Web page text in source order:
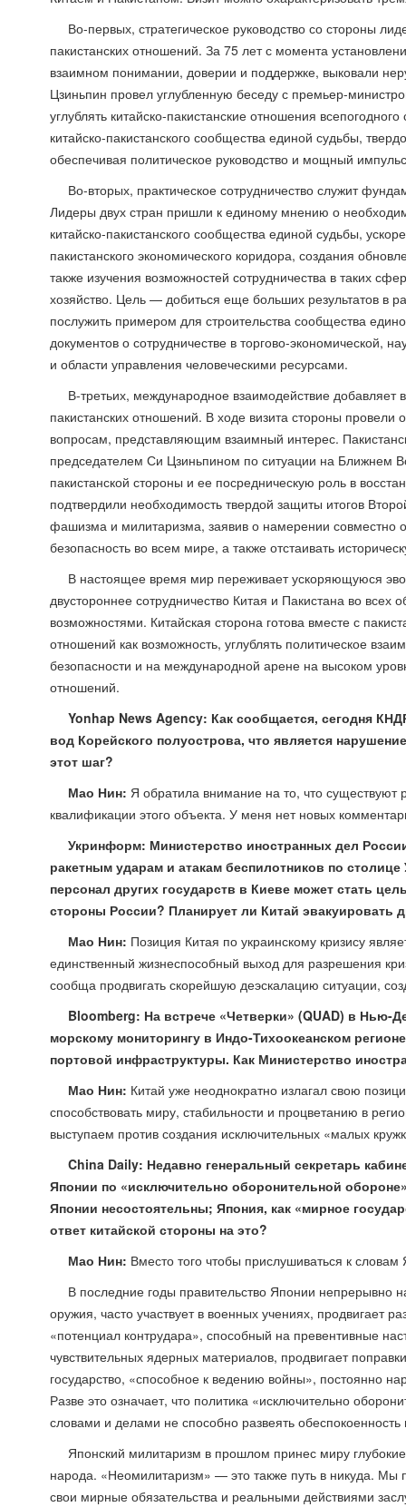
Во-первых, стратегическое руководство со стороны
пакистанских отношений. За 75 лет с момента
взаимном понимании, доверии и поддержке, выковали
Цзиньпин провел углубленную беседу с премьер-
углублять китайско-пакистанские отношения
китайско-пакистанского сообщества единой судьбы,
обеспечивая политическое руководство и мощный
Во-вторых, практическое сотрудничество служит
Лидеры двух стран пришли к единому мнению о
китайско-пакистанского сообщества единой судьбы,
пакистанского экономического коридора, создания
также изучения возможностей сотрудничества в таких
хозяйство. Цель — добиться еще больших результатов в
послужить примером для строительства сообщества
документов о сотрудничестве в торгово-экономической,
и области управления человеческими ресурсами.
В-третьих, международное взаимодействие добавляет
пакистанских отношений. В ходе визита стороны
вопросам, представляющим взаимный интерес.
председателем Си Цзиньпином по ситуации на Ближнем
пакистанской стороны и ее посредническую роль в
подтвердили необходимость твердой защиты итогов
фашизма и милитаризма, заявив о намерении
безопасность во всем мире, а также отстаивать
В настоящее время мир переживает ускоряющуюся
двустороннее сотрудничество Китая и Пакистана во
возможностями. Китайская сторона готова вместе с
отношений как возможность, углублять политическое
безопасности и на международной арене на высоком
отношений.
Yonhap News Agency: Как сообщается, сегодня
вод Корейского полуострова, что является
этот шаг?
Мао Нин: Я обратила внимание на то, что существуют
квалификации этого объекта. У меня нет новых
Укринформ: Министерство иностранных дел
ракетным ударам и атакам беспилотников по
персонал других государств в Киеве может стать
стороны России? Планирует ли Китай эвакуировать
Мао Нин: Позиция Китая по украинскому кризису
единственный жизнеспособный выход для разрешения
сообща продвигать скорейшую деэскалацию ситуации,
Bloomberg: На встрече «Четверки» (QUAD) в
морскому мониторингу в Индо-Тихоокеанском
портовой инфраструктуры. Как Министерство
Мао Нин: Китай уже неоднократно излагал свою
способствовать миру, стабильности и процветанию в
выступаем против создания исключительных «малых
China Daily: Недавно генеральный секретарь
Японии по «исключительно оборонительной
Японии несостоятельны; Япония, как «мирное
ответ китайской стороны на это?
Мао Нин: Вместо того чтобы прислушиваться к
В последние годы правительство Японии непрерывно
оружия, часто участвует в военных учениях, продвигает
«потенциал контрудара», способный на превентивные
чувствительных ядерных материалов, продвигает
государство, «способное к ведению войны», постоянно
Разве это означает, что политика «исключительно
словами и делами не способно развеять
Японский милитаризм в прошлом принес миру
народа. «Неомилитаризм» — это также путь в никуда. Мы
свои мирные обязательства и реальными действиями